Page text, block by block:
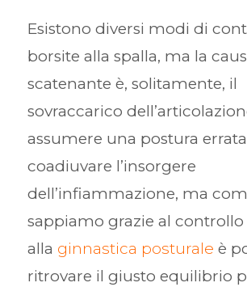
Esistono diversi modi di
borsite alla spalla, ma la
scatenante è, solitamente, il
sovraccarico
assumere una postura
coadiuvare l’insorgere
dell’infiammazione, ma
sappiamo grazie al
alla ginnastica posturale è
ritrovare il giusto equilibrio